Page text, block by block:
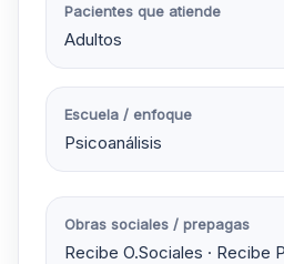
Pacientes que atiende
Adultos
Escuela / enfoque
Psicoanálisis
Obras sociales / prepagas
Recibe O.Sociales · Recibe